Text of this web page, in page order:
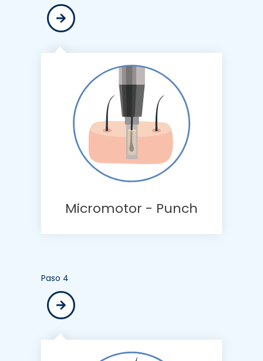
Micromotor - Punch
Paso 4